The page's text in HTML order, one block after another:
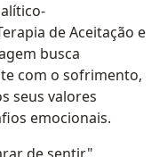
de Aceitação e
busca
com o sofrimento,
seus valores
emocionais.